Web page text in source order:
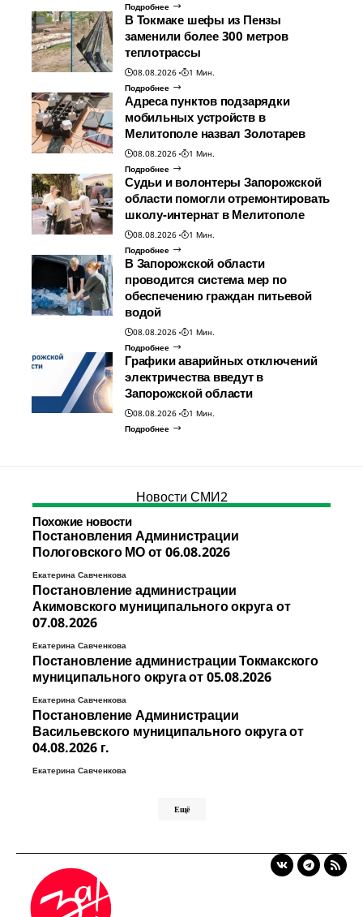
Подробнее
В Токмаке шефы из Пензы
заменили более 300 метров
теплотрассы
08.08.2026
1 Мин.
Подробнее
Адреса пунктов подзарядки
мобильных устройств в
Мелитополе назвал Золотарев
08.08.2026
1 Мин.
Подробнее
Судьи и волонтеры Запорожской
области помогли отремонтировать
школу-интернат в Мелитополе
08.08.2026
1 Мин.
Подробнее
В Запорожской области
проводится система мер по
обеспечению граждан питьевой
водой
08.08.2026
1 Мин.
Подробнее
Графики аварийных отключений
электричества введут в
Запорожской области
08.08.2026
1 Мин.
Подробнее
Новости СМИ2
Похожие новости
Постановления Администрации
Пологовского МО от 06.08.2026
Екатерина Савченкова
Постановление администрации
Акимовского муниципального округа от
07.08.2026
Екатерина Савченкова
Постановление администрации Токмакского
муниципального округа от 05.08.2026
Екатерина Савченкова
Постановление Администрации
Васильевского муниципального округа от
04.08.2026 г.
Екатерина Савченкова
Ещё